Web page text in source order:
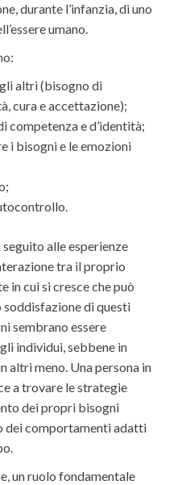
durante l’infanzia, di uno
umano.
altri (bisogno di
cura e accettazione);
competenza e d’identità;
i bisogni e le emozioni
alle esperienze
tra il proprio
in cui si cresce che può
di questi
sembrano essere
individui, sebbene in
altri meno. Una persona in
a trovare le strategie
dei propri bisogni
dei comportamenti adatti
un ruolo fondamentale